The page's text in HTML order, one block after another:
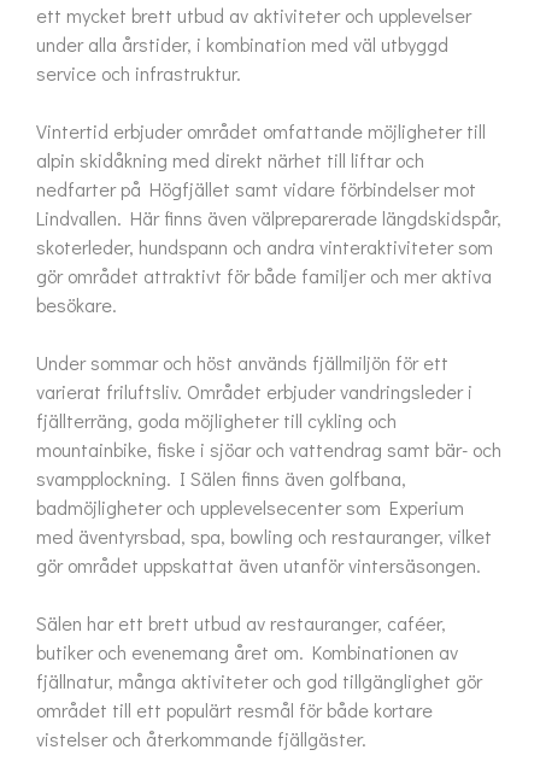
ett mycket brett utbud av aktiviteter och upplevelser
under alla årstider, i kombination med väl utbyggd
service och infrastruktur.
Vintertid erbjuder området omfattande möjligheter till
alpin skidåkning med direkt närhet till liftar och
nedfarter på Högfjället samt vidare förbindelser mot
Lindvallen. Här finns även välpreparerade längdskidspår,
skoterleder, hundspann och andra vinteraktiviteter som
gör området attraktivt för både familjer och mer aktiva
besökare.
Under sommar och höst används fjällmiljön för ett
varierat friluftsliv. Området erbjuder vandringsleder i
fjällterräng, goda möjligheter till cykling och
mountainbike, fiske i sjöar och vattendrag samt bär- och
svampplockning. I Sälen finns även golfbana,
badmöjligheter och upplevelsecenter som Experium
med äventyrsbad, spa, bowling och restauranger, vilket
gör området uppskattat även utanför vintersäsongen.
Sälen har ett brett utbud av restauranger, caféer,
butiker och evenemang året om. Kombinationen av
fjällnatur, många aktiviteter och god tillgänglighet gör
området till ett populärt resmål för både kortare
vistelser och återkommande fjällgäster.